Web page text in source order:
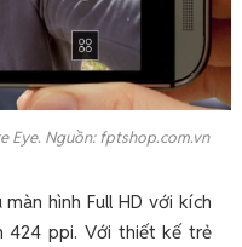
Eye. Nguồn: fptshop.com.vn
hình Full HD với kích
424 ppi. Với thiết kế trẻ